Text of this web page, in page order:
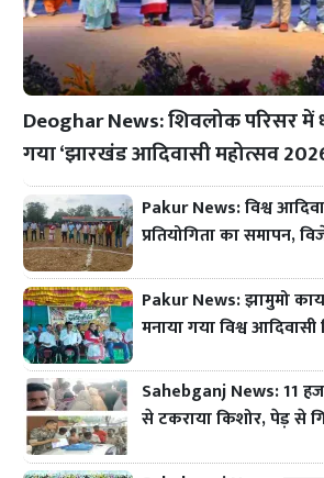
Deoghar News: शिवलोक परिसर में
गया ‘झारखंड आदिवासी महोत्सव
Pakur News: विश्व
प्रतियोगिता का समापन,
Pakur News: झामुमो
मनाया गया विश्व
Sahebganj News: 11
से टकराया किशोर, पेड़ से